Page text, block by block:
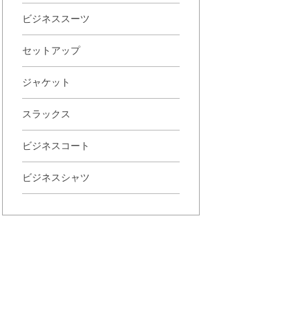
ビジネススーツ
セットアップ
ジャケット
スラックス
ビジネスコート
ビジネスシャツ